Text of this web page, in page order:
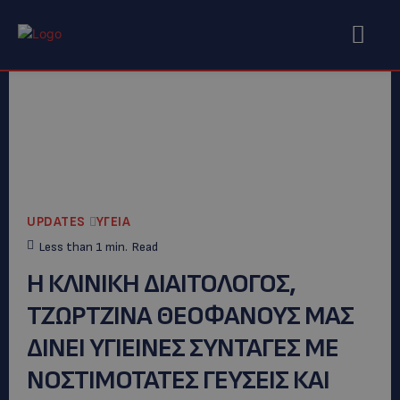
UPDATES ΥΓΕΙΑ
Less than 1 min. Read
Η ΚΛΙΝΙΚΗ ΔΙΑΙΤΟΛΟΓΟΣ,
ΤΖΩΡΤΖΙΝΑ ΘΕΟΦΑΝΟΥΣ ΜΑΣ
ΔΙΝΕΙ ΥΓΙΕΙΝΕΣ ΣΥΝΤΑΓΕΣ ΜΕ
ΝΟΣΤΙΜΟΤΑΤΕΣ ΓΕΥΣΕΙΣ ΚΑΙ